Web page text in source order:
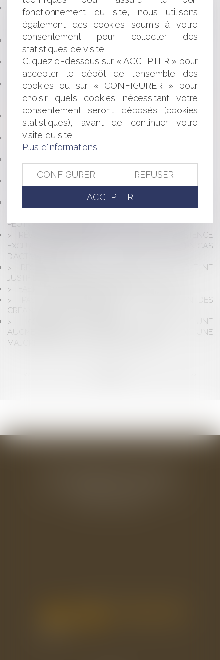
CONDAMNATION DE LA FRANCE PAR LA COUR
EUROPÉENNE DES DROITS DE L’HOMME DANS UNE
AFFAIRE DE VIOL
BAIL COMMERCIAL : LA FIN DE LA CONFISCATION
AUTOMATIQUE DU DÉPÔT DE GARANTIE
AI ACT : QUELS CHANGEMENTS POUR LES
ENTREPRISES ?
VALIDITÉ DU MANDAT D’AGENT IMMOBILIER :
ABSENCE D’UNE MENTION OBLIGATOIRE ET EFFET DE
LA LIMITATION DANS LE TEMPS
VERS UNE MEILLEURE INDEMNISATION DES SPORTIFS
VICTIMES D'ACCIDENTS DE JEU ?
VIDÉO : EN FAIT DE MEUBLES POSSESSION VAUT
TITRE
PRÉSOMPTION D’INDIVISION
PROTECTION DU CONSOMMATEUR DE CRÉDIT :
CONTRÔLE DE L’ASSURANCE MALADIE DES
PEUT COÛTER TRÈS CHER
RÉVOCATION D’UN GÉRANT DE SARL : COMPÉTENCE
EXCLUSIVE DU TRIBUNAL DE COMMERCE MÊME EN CAS
D’ACTIVITÉ CIVILE
RÉSEAUX DE SOINS : LA LIBERTÉ SYNDICALE NE
JUSTIFIE PAS L’APPEL AU BOYCOTT
PAS DE SUSPENSION DE LA PRESCRIPTION DES
CRÉANCES ENTRE CONCUBINS
ASSEMBLÉE GÉNÉRALE DE SARL : UNE
AUGMENTATION DE CAPITAL ADOPTÉE À UNE
MAJORITÉ DE 60% DES VOIX EST NULLE
fonctionnement du site, nous utilisons
également des cookies soumis à votre
consentement pour collecter des
statistiques de visite.
Cliquez ci-dessous sur « ACCEPTER » pour
accepter le dépôt de l'ensemble des
cookies ou sur « CONFIGURER » pour
choisir quels cookies nécessitant votre
consentement seront déposés (cookies
statistiques), avant de continuer votre
visite du site.
Plus d'informations
CONFIGURER REFUSER
ACCEPTER